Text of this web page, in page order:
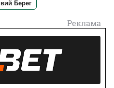
Берег
Реклама